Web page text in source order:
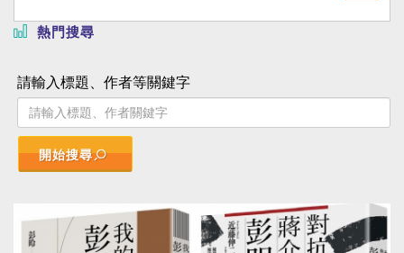
熱門搜尋
請輸入標題、作者等關鍵字
開始搜尋